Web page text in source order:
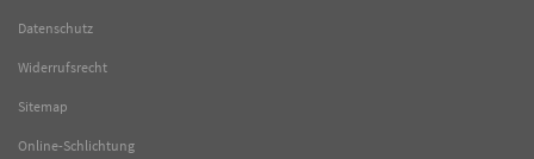
Datenschutz
Widerrufsrecht
Sitemap
Online-Schlichtung